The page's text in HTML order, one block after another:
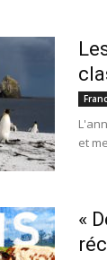
et
«